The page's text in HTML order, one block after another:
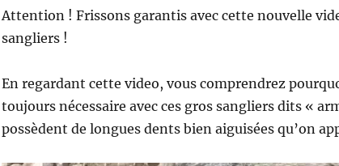
Attention ! Frissons garantis avec cette nouvelle
sangliers !
En regardant cette video, vous comprendrez
toujours nécessaire avec ces gros sangliers dits «
possèdent de longues dents bien aiguisées qu’on